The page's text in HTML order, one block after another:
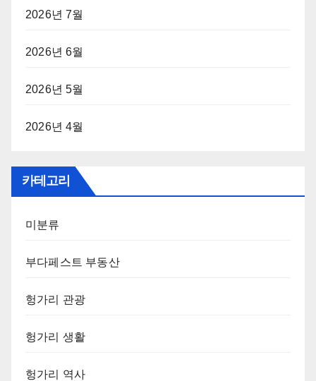
2026년 7월
2026년 6월
2026년 5월
2026년 4월
카테고리
미분류
부다페스트 부동산
헝가리 관광
헝가리 생활
헝가리 역사